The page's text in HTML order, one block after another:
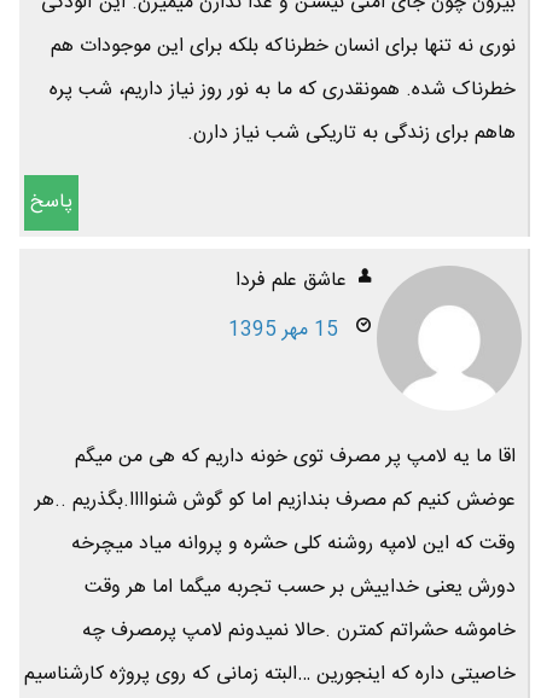
نوری نه تنها برای انسان خطرناکه بلکه برای این موجودات هم
خطرناک شده. همونقدری که ما به نور روز نیاز داریم، شب پره
هاهم برای زندگی به تاریکی شب نیاز دارن.
پاسخ
عاشق علم فردا
15 مهر 1395
اقا ما یه لامپ پر مصرف توی خونه داریم که هی من میگم
عوضش کنیم کم مصرف بندازیم اما کو گوش شنواااا.بگذریم ..هر
وقت که این لامپه روشنه کلی حشره و پروانه میاد میچرخه
دورش یعنی خداییش بر حسب تجربه میگما اما هر وقت
خاموشه حشراتم کمترن .حالا نمیدونم لامپ پرمصرف چه
خاصیتی داره که اینجورین …البته زمانی که روی پروژه کارشناسیم